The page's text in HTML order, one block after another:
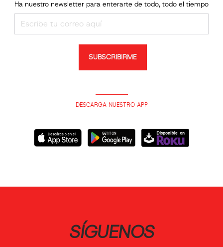
Ha nuestro newsletter para enterarte de todo, todo el tiempo
SUBSCRIBIRME
DESCARGA NUESTRO APP
SÍGUENOS